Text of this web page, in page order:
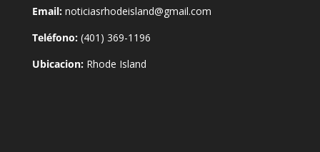
Email:noticiasrhodeisland@gmail.com
Teléfono:(401) 369-1196
Ubicacion:Rhode Island